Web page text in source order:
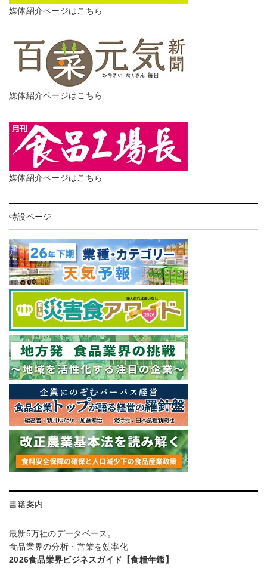
媒体紹介ページはこちら
媒体紹介ページはこちら
媒体紹介ページはこちら
特設ページ
書籍案内
最新5万社のデータベース。
食品業界の分析・営業を効率化
2026食品業界ビジネスガイド【食糧年鑑】